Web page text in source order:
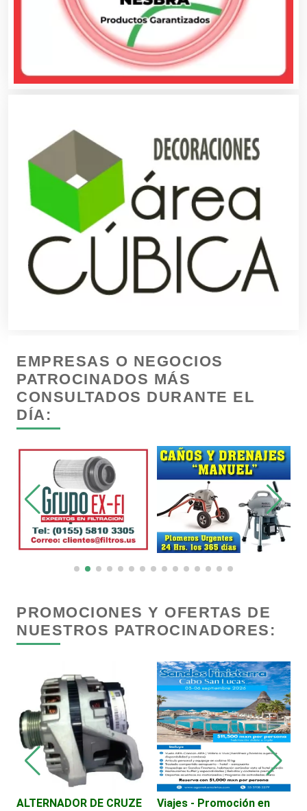
Belleza
Bordados y Estampados
Buceo
Cafeterías
Cajas de Ahorro
Cámaras de Comercio
Cancelería de Aluminio
Carnicerías
Carpinterías
Centros Comerciales
Centros de Nutrición
Centros Turísticos
Cerrajerías
Cibercafés
EMPRESAS O NEGOCIOS
PATROCINADOS MÁS
CONSULTADOS DURANTE EL
DÍA:
PROMOCIONES Y OFERTAS DE
NUESTROS PATROCINADORES:
ALTERNADOR DE CRUZE
Viajes - Promoción en